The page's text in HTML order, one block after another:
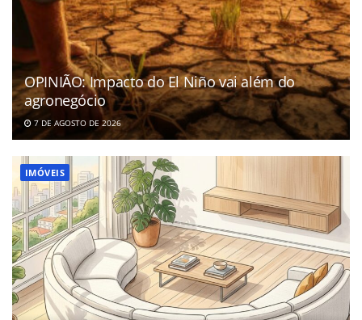
OPINIÃO: Impacto do El Niño vai além do
agronegócio
7 DE AGOSTO DE 2026
IMÓVEIS